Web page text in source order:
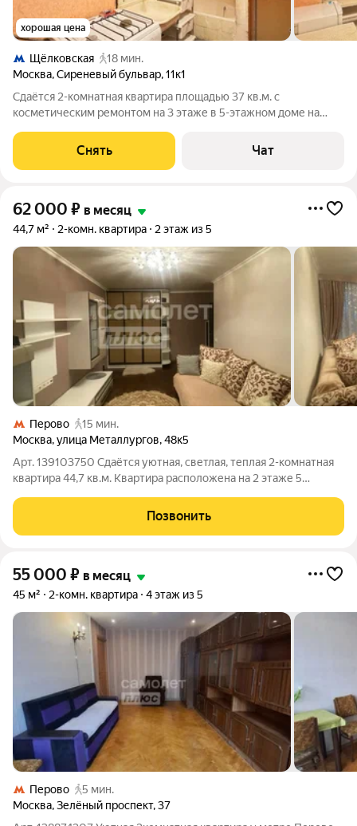
хорошая цена
Щёлковская
18 мин.
Москва,Сиреневый бульвар,11к1
Сдаётся 2-комнатная квартира площадью 37 кв.м. с
косметическим ремонтом на 3 этаже в 5-этажном доме на
Холодильник Дом - кирпичный, окна выходят во двор. Во
дворе есть бесплатная парковка.
Снять Чат
62 000 ₽ в месяц
44,7 м² 2-комн. квартира 2 этаж из 5
Перово
15 мин.
Москва,улица Металлургов,48к5
Арт. 139103750 Сдаётся уютная, светлая, теплая 2-комнатная
квартира 44,7 кв.м. Квартира расположена на 2 этаже 5
комфортного проживания. Есть вся необходимая техника:
холодильник, стиральная
Позвонить
55 000 ₽ в месяц
45 м² 2-комн. квартира 4 этаж из 5
Перово
5 мин.
Москва,Зелёный проспект,37